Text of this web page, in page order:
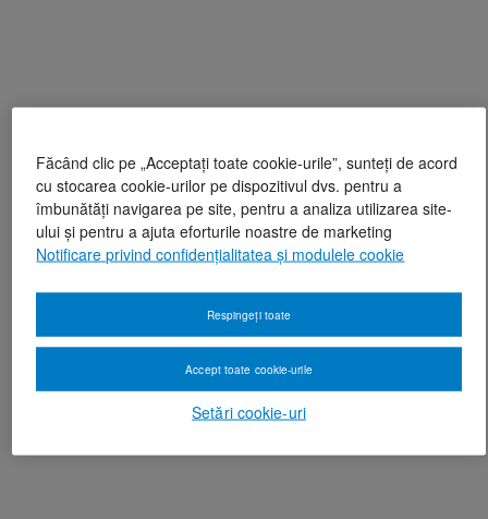
Făcând clic pe „Acceptați toate cookie-urile”, sunteți de acord
cu stocarea cookie-urilor pe dispozitivul dvs. pentru a
îmbunătăți navigarea pe site, pentru a analiza utilizarea site-
ului și pentru a ajuta eforturile noastre de marketing
Notificare privind confidențialitatea și modulele cookie
Setări cookie-uri
Respingeți toate
Accept toate cookie-urile